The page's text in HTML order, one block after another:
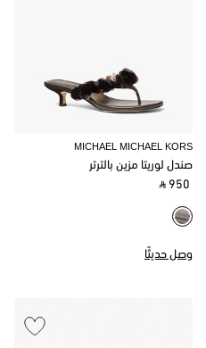
MICHAEL MICHAEL KORS
صندل لوريتا مزين بالترتر
‎ ⃁ 950 ‎
وصل حديثًا